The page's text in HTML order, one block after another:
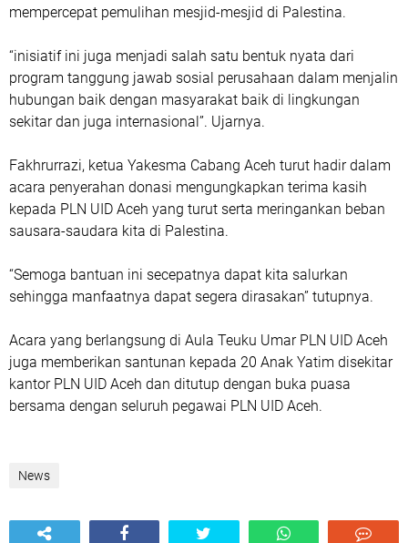
mempercepat pemulihan mesjid-mesjid di Palestina.
“inisiatif ini juga menjadi salah satu bentuk nyata dari
program tanggung jawab sosial perusahaan dalam menjalin
hubungan baik dengan masyarakat baik di lingkungan
sekitar dan juga internasional”. Ujarnya.
Fakhrurrazi, ketua Yakesma Cabang Aceh turut hadir dalam
acara penyerahan donasi mengungkapkan terima kasih
kepada PLN UID Aceh yang turut serta meringankan beban
sausara-saudara kita di Palestina.
“Semoga bantuan ini secepatnya dapat kita salurkan
sehingga manfaatnya dapat segera dirasakan” tutupnya.
Acara yang berlangsung di Aula Teuku Umar PLN UID Aceh
juga memberikan santunan kepada 20 Anak Yatim disekitar
kantor PLN UID Aceh dan ditutup dengan buka puasa
bersama dengan seluruh pegawai PLN UID Aceh.
News